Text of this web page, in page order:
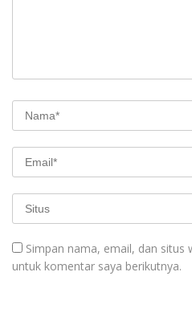
Simpan nama, email, dan situs
untuk komentar saya berikutnya.